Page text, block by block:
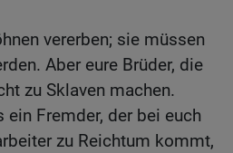
vererben; sie müssen
Aber eure Brüder, die
zu Sklaven machen.
ein Fremder, der bei euch
zu Reichtum kommt,